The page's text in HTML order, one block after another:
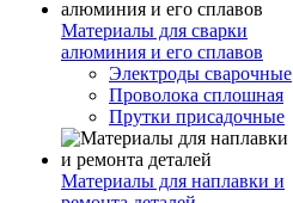
Материалы для сварки
алюминия и его сплавов
Электроды сварочные
Проволока сплошная
Прутки присадочные
Материалы для наплавки и